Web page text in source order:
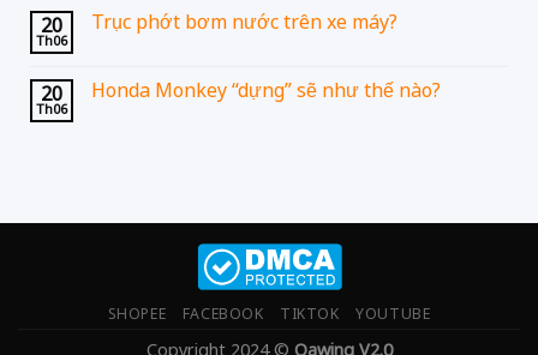
20
Th06
Trục phớt bơm nước trên xe máy?
20
Th06
Honda Monkey “dựng” sẽ như thế nào?
SHOPEE FACEBOOK TIKTOK YOUTUBE
Copyright 2024 © Qawing V2.0